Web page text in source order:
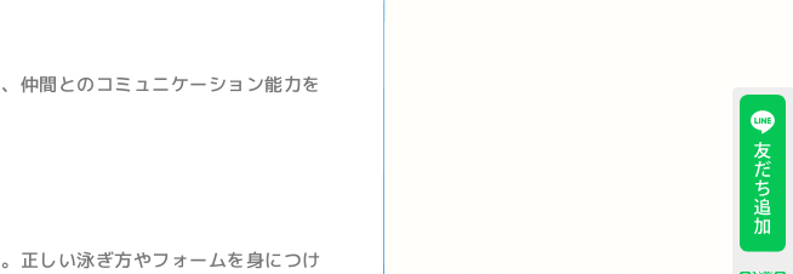
仲間とのコミュニケーション能力を
正しい泳ぎ方やフォームを身につけ